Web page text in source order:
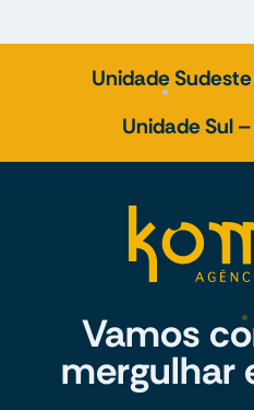
Unidade
Unidade Sul
Vamos
mergulhar